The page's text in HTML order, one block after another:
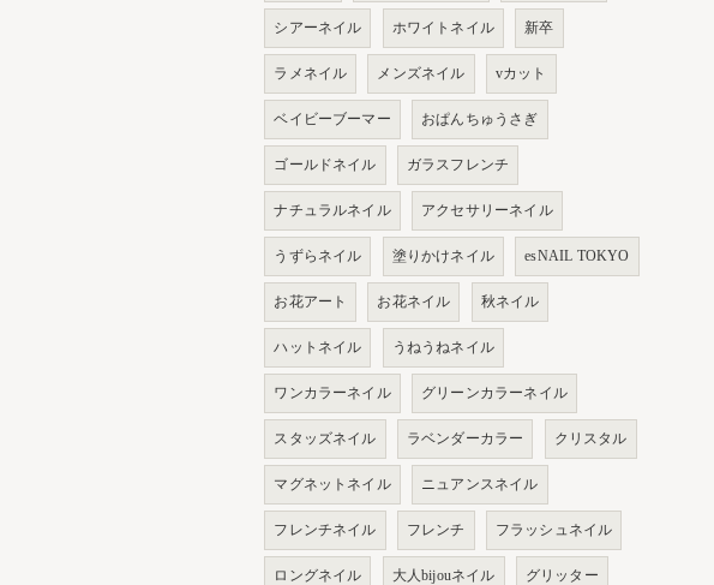
シアーネイル ホワイトネイル 新卒
ラメネイル メンズネイル vカット
ベイビーブーマー おぱんちゅうさぎ
ゴールドネイル ガラスフレンチ
ナチュラルネイル アクセサリーネイル
うずらネイル 塗りかけネイル esNAIL TOKYO
お花アート お花ネイル 秋ネイル
ハットネイル うねうねネイル
ワンカラーネイル グリーンカラーネイル
スタッズネイル ラベンダーカラー クリスタル
マグネットネイル ニュアンスネイル
フレンチネイル フレンチ フラッシュネイル
ロングネイル 大人bijouネイル グリッター